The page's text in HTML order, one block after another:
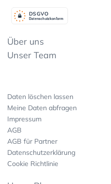
Datenschutzkonform
DSGVO
Über uns
Unser Team
Daten löschen lassen
Meine Daten abfragen
Impressum
AGB
AGB für Partner
Datenschutzerklärung
Cookie Richtlinie